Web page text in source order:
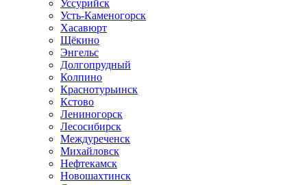
Уссурийск
Усть-Каменогорск
Хасавюрт
Щёкино
Энгельс
Долгопрудный
Колпино
Краснотурьинск
Кстово
Лениногорск
Лесосибирск
Междуреченск
Михайловск
Нефтекамск
Новошахтинск